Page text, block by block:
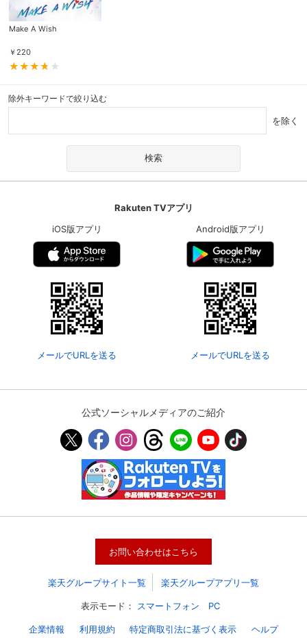
会員情報変更
基本情報、本人連絡先、パスワード 、クレ
ジットカード情報の変更が可能です。
決済方法変更 決済方法の変更が可能です。
Make A Wish
￥ 220
除外キーワードで絞り込む
を除く
Rakuten TVアプリ
iOS版アプリ
メールでURLを送る
Android版アプリ
メールでURLを送る
公式ソーシャルメディアのご紹介
お問い合わせはこちら
楽天グループサイト一覧 楽天グループアプリ一覧
表示モード： スマートフォン PC
企業情報 利用規約 特定商取引法に基づく表示 ヘルプ